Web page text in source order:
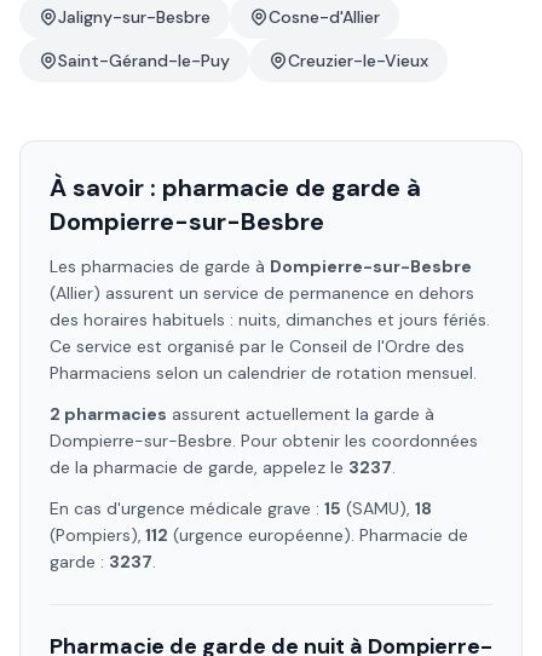
Jaligny-sur-Besbre
Cosne-d'Allier
Saint-Gérand-le-Puy
Creuzier-le-Vieux
À savoir : pharmacie de garde à
Dompierre-sur-Besbre
Les pharmacies de garde à Dompierre-sur-Besbre
(Allier) assurent un service de permanence en dehors
des horaires habituels : nuits, dimanches et jours fériés.
Ce service est organisé par le Conseil de l'Ordre des
Pharmaciens selon un calendrier de rotation mensuel.
2 pharmacies assurent actuellement la garde à
Dompierre-sur-Besbre. Pour obtenir les coordonnées
de la pharmacie de garde, appelez le 3237.
En cas d'urgence médicale grave : 15 (SAMU), 18
(Pompiers), 112 (urgence européenne). Pharmacie de
garde : 3237.
Pharmacie de garde de nuit à Dompierre-